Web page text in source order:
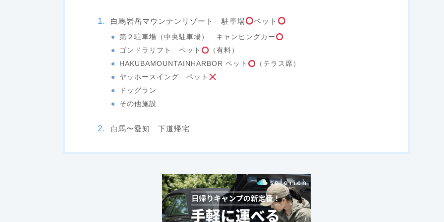
白馬岩岳マウンテンリゾート 駐車場 ペット
第２駐車場（中央駐車場） キャンピングカー
ゴンドラリフト ペット
（有料）
HAKUBAMOUNTAINHARBOR ペット
（テラス席）
ヤッホースイング ペット
ドッグラン
その他施設
白馬〜愛知 下道帰宅